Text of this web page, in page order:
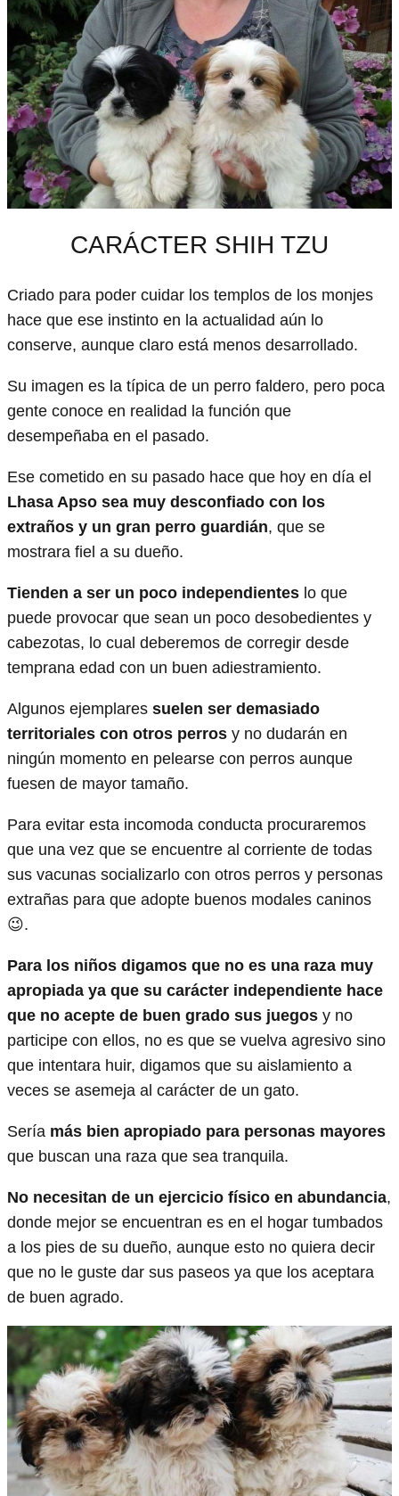
CARÁCTER SHIH TZU
Criado para poder cuidar los templos de los monjes
hace que ese instinto en la actualidad aún lo
conserve, aunque claro está menos desarrollado.
Su imagen es la típica de un perro faldero, pero poca
gente conoce en realidad la función que
desempeñaba en el pasado.
Ese cometido en su pasado hace que hoy en día el
Lhasa Apso sea muy desconfiado con los
extraños y un gran perro guardián, que se
mostrara fiel a su dueño.
Tienden a ser un poco independientes lo que
puede provocar que sean un poco desobedientes y
cabezotas, lo cual deberemos de corregir desde
temprana edad con un buen adiestramiento.
Algunos ejemplares suelen ser demasiado
territoriales con otros perros y no dudarán en
ningún momento en pelearse con perros aunque
fuesen de mayor tamaño.
Para evitar esta incomoda conducta procuraremos
que una vez que se encuentre al corriente de todas
sus vacunas socializarlo con otros perros y personas
extrañas para que adopte buenos modales caninos
😉.
Para los niños digamos que no es una raza muy
apropiada ya que su carácter independiente hace
que no acepte de buen grado sus juegos y no
participe con ellos, no es que se vuelva agresivo sino
que intentara huir, digamos que su aislamiento a
veces se asemeja al carácter de un gato.
Sería más bien apropiado para personas mayores
que buscan una raza que sea tranquila.
No necesitan de un ejercicio físico en abundancia,
donde mejor se encuentran es en el hogar tumbados
a los pies de su dueño, aunque esto no quiera decir
que no le guste dar sus paseos ya que los aceptara
de buen agrado.